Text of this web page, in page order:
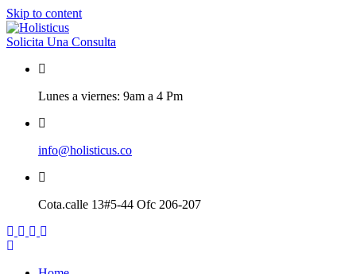
Skip to content
Solicita Una Consulta
Lunes a viernes: 9am a 4 Pm
info@holisticus.co
Cota.calle 13#5-44 Ofc 206-207